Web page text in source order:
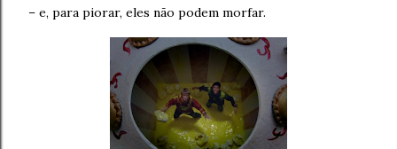
– e, para piorar, eles não podem morfar.